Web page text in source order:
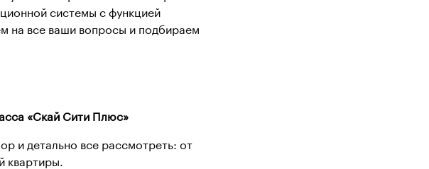
системы с функцией
на все ваши вопросы и подбираем
«Скай Сити Плюс»
и детально все рассмотреть: от
квартиры.